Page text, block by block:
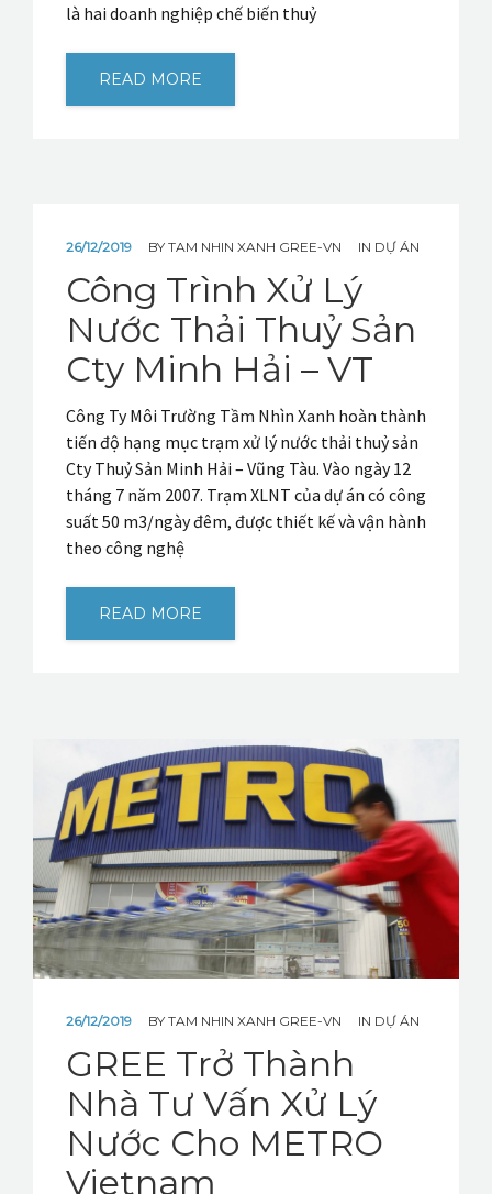
là hai doanh nghiệp chế biến thuỷ
READ MORE
26/12/2019 BY TAM NHIN XANH GREE-VN IN DỰ ÁN
Công Trình Xử Lý
Nước Thải Thuỷ Sản
Cty Minh Hải – VT
Công Ty Môi Trường Tầm Nhìn Xanh hoàn thành
tiến độ hạng mục trạm xử lý nước thải thuỷ sản
Cty Thuỷ Sản Minh Hải – Vũng Tàu. Vào ngày 12
tháng 7 năm 2007. Trạm XLNT của dự án có công
suất 50 m3/ngày đêm, được thiết kế và vận hành
theo công nghệ
READ MORE
26/12/2019 BY TAM NHIN XANH GREE-VN IN DỰ ÁN
GREE Trở Thành
Nhà Tư Vấn Xử Lý
Nước Cho METRO
Vietnam